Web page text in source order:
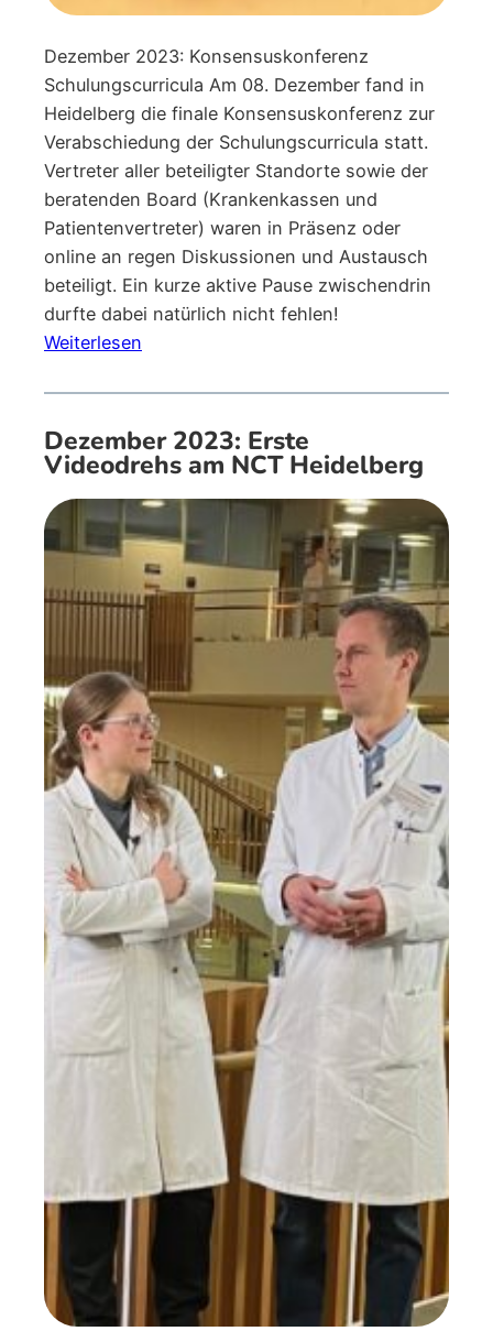
Dezember 2023: Konsensuskonferenz
Schulungscurricula Am 08. Dezember fand in
Heidelberg die finale Konsensuskonferenz zur
Verabschiedung der Schulungscurricula statt.
Vertreter aller beteiligter Standorte sowie der
beratenden Board (Krankenkassen und
Patientenvertreter) waren in Präsenz oder
online an regen Diskussionen und Austausch
beteiligt. Ein kurze aktive Pause zwischendrin
durfte dabei natürlich nicht fehlen!
Weiterlesen
2023:
Konsensuskonferenz
Schulungscurricula
Dezember 2023: Erste
Videodrehs am NCT Heidelberg